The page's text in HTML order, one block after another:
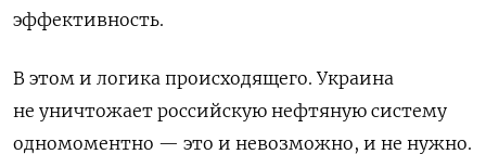
эффективность.
В этом и логика происходящего. Украина
не уничтожает российскую нефтяную систему
одномоментно — это и невозможно, и не нужно.